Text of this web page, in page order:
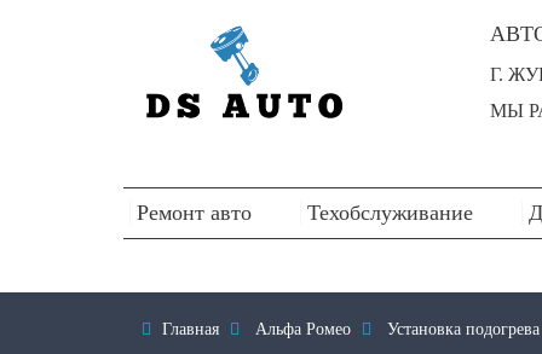
Г.
МЫ
Ремонт авто Техобслуживание
 Главная  Альфа Ромео  Установка